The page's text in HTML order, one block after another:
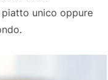
unico oppure